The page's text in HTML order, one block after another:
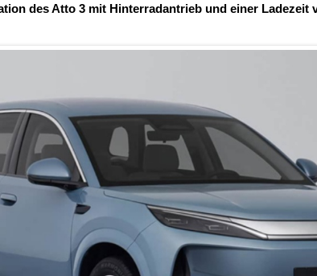
des Atto 3 mit Hinterradantrieb und einer Ladezeit